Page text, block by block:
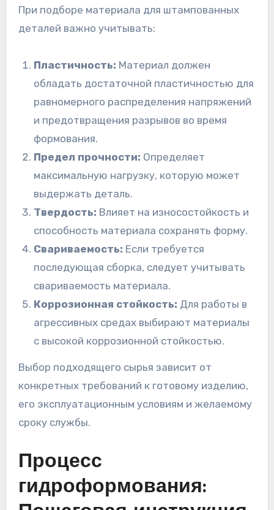
При подборе материала для штампованных
деталей важно учитывать:
Пластичность: Материал должен
обладать достаточной пластичностью для
равномерного распределения напряжений
и предотвращения разрывов во время
формования.
Предел прочности: Определяет
максимальную нагрузку, которую может
выдержать деталь.
Твердость: Влияет на износостойкость и
способность материала сохранять форму.
Свариваемость: Если требуется
последующая сборка, следует учитывать
свариваемость материала.
Коррозионная стойкость: Для работы в
агрессивных средах выбирают материалы
с высокой коррозионной стойкостью.
Выбор подходящего сырья зависит от
конкретных требований к готовому изделию,
его эксплуатационным условиям и желаемому
сроку службы.
Процесс
гидроформования: